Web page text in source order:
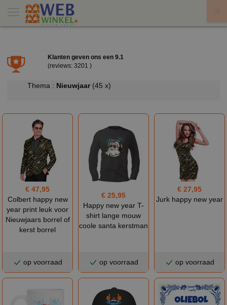
Klanten geven ons een 9.1
(reviews: 3201 )
Thema : Nieuwjaar (45 x)
€ 47,95
Colbert happy new
year print leuk voor
Nieuwjaars borrel of
kerst borrel
op voorraad
€ 25,95
Happy new year T-
shirt lange mouw
coole santa kerstman
op voorraad
€ 27,95
Jurk happy new year
op voorraad